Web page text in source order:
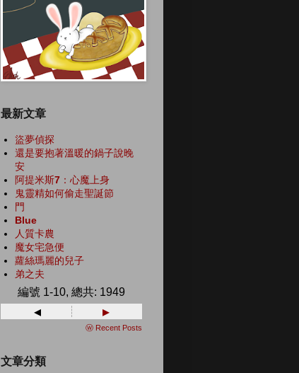
最新文章
盜夢偵探
還是要抱著溫暖的鍋子說晚
安
阿提米斯7：心魔上身
鬼靈精如何偷走聖誕節
門
Blue
人質卡農
魔女宅急便
蘿絲瑪麗的兒子
弟之夫
編號 1-10, 總共: 1949
◂ ▸
ⓦ Recent Posts
文章分類